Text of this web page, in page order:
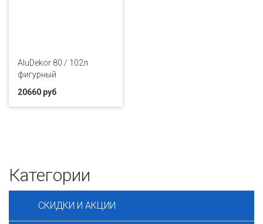
AluDekor 80 / 102л
фигурный
20660 руб
Категории
СКИДКИ И АКЦИИ